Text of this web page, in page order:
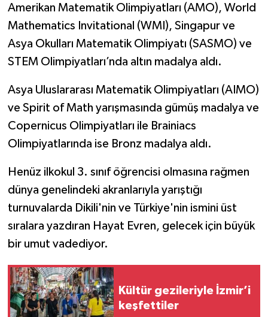
Amerikan Matematik Olimpiyatları (AMO), World
Mathematics Invitational (WMI), Singapur ve
Asya Okulları Matematik Olimpiyatı (SASMO) ve
STEM Olimpiyatları’nda altın madalya aldı.
Asya Uluslararası Matematik Olimpiyatları (AIMO)
ve Spirit of Math yarışmasında gümüş madalya ve
Copernicus Olimpiyatları ile Brainiacs
Olimpiyatlarında ise Bronz madalya aldı.
Henüz ilkokul 3. sınıf öğrencisi olmasına rağmen
dünya genelindeki akranlarıyla yarıştığı
turnuvalarda Dikili'nin ve Türkiye'nin ismini üst
sıralara yazdıran Hayat Evren, gelecek için büyük
bir umut vadediyor.
Kültür gezileriyle İzmir’i
keşfettiler